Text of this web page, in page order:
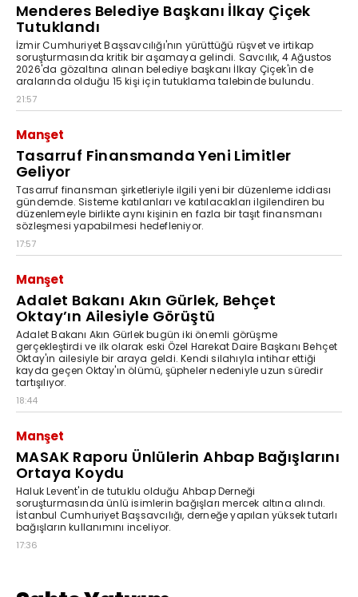
Menderes Belediye Başkanı İlkay Çiçek
Tutuklandı
İzmir Cumhuriyet Başsavcılığı'nın yürüttüğü rüşvet ve irtikap
soruşturmasında kritik bir aşamaya gelindi. Savcılık, 4 Ağustos
2026'da gözaltına alınan belediye başkanı İlkay Çiçek'in de
aralarında olduğu 15 kişi için tutuklama talebinde bulundu.
21:57
Manşet
Tasarruf Finansmanda Yeni Limitler
Geliyor
Tasarruf finansman şirketleriyle ilgili yeni bir düzenleme iddiası
gündemde. Sisteme katılanları ve katılacakları ilgilendiren bu
düzenlemeyle birlikte aynı kişinin en fazla bir taşıt finansmanı
sözleşmesi yapabilmesi hedefleniyor.
17:57
Manşet
Adalet Bakanı Akın Gürlek, Behçet
Oktay’ın Ailesiyle Görüştü
Adalet Bakanı Akın Gürlek bugün iki önemli görüşme
gerçekleştirdi ve ilk olarak eski Özel Harekat Daire Başkanı Behçet
Oktay'ın ailesiyle bir araya geldi. Kendi silahıyla intihar ettiği
kayda geçen Oktay'ın ölümü, şüpheler nedeniyle uzun süredir
tartışılıyor.
18:44
Manşet
MASAK Raporu Ünlülerin Ahbap Bağışlarını
Ortaya Koydu
Haluk Levent'in de tutuklu olduğu Ahbap Derneği
soruşturmasında ünlü isimlerin bağışları mercek altına alındı.
İstanbul Cumhuriyet Başsavcılığı, derneğe yapılan yüksek tutarlı
bağışların kullanımını inceliyor.
17:36